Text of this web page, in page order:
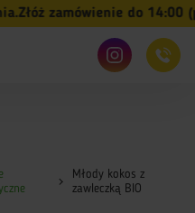
zamówienie do 14:00
Młody kokos z
zawleczką BIO